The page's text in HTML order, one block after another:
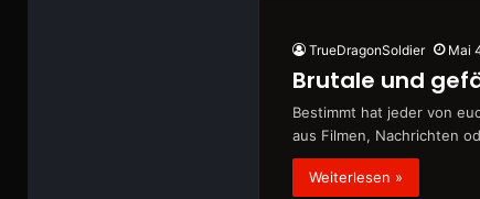
TrueDragonSoldier Mai
Brutale und
Bestimmt hat jeder von
aus Filmen, Nachrichten
Weiterlesen »